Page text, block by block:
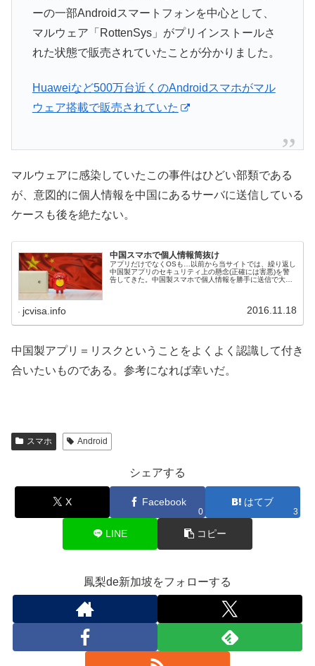
ーの一部Androidスマートフォンを中心として、
マルウェア「RottenSys」がプリインストールさ
れた状態で販売されていたことが分かりました。
Huaweiなど500万台近くのAndroidスマホがマル
ウェア搭載で販売されていた
マルウェアに感染していたこの事件はひどい部類である
が、意図的に個人情報を中国にあるサーバに送信している
ケースも後を絶たない。
中国スマホで個人情報筒抜け
アプリだけでなくOSも…以前から当サイトでは、繰り返し
中国製アプリのセキュリティ上の懸念(正確には害悪)を警
告してきた。中国製スマホで個人情報を勝手に送信で大騒
jcvisa.info 2016.11.18
中国製アプリ＝リスクということをよくよく認識して付き
合いたいものである。参考になれば幸いだ。
スマホ Android
シェアする
X Facebook
0
はてブ
3
LINE コピー
鳳梨de新加坡をフォローする